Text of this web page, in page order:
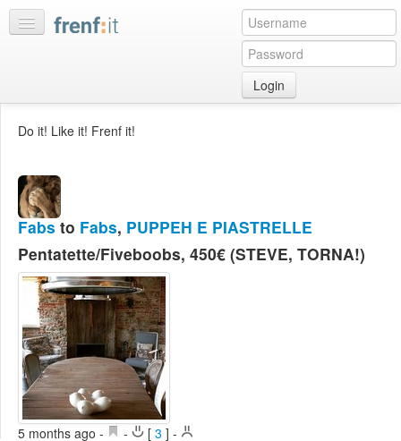
Login
My
discussions
Bookmarks
of
:LISTS
Edit
:ROOMS
Edit
Search
Do it! Like it! Frenf it!
Fabs to Fabs, PUPPEH E PIASTRELLE
Pentatette/Fiveboobs, 450€ (STEVE, TORNA!)
5 months ago - - [ 3 ] -